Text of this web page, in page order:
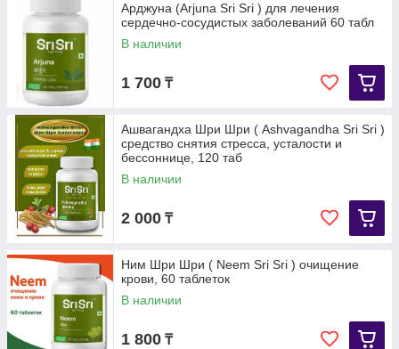
Арджуна (Arjuna Sri Sri ) для лечения
сердечно-сосудистых заболеваний 60 табл
В наличии
1 700 ₸
Ашвагандха Шри Шри ( Ashvagandha Sri Sri )
средство снятия стресса, усталости и
бессоннице, 120 таб
В наличии
2 000 ₸
Ним Шри Шри ( Neem Sri Sri ) очищение
крови, 60 таблеток
В наличии
1 800 ₸